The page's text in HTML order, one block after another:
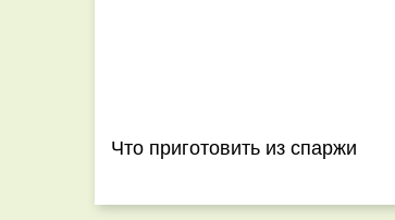
Что приготовить из спаржи